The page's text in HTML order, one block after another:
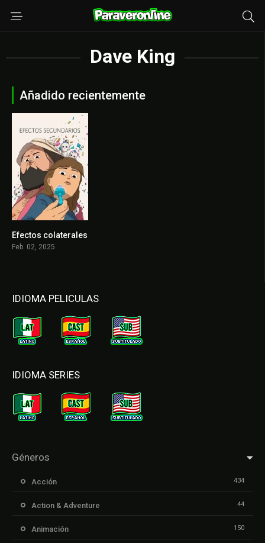
Dave King
Añadido recientemente
8.576
Efectos colaterales
Feb. 02, 2025
IDIOMA PELICULAS
IDIOMA SERIES
Géneros
Acción 434
Action & Adventure 44
Animación 150